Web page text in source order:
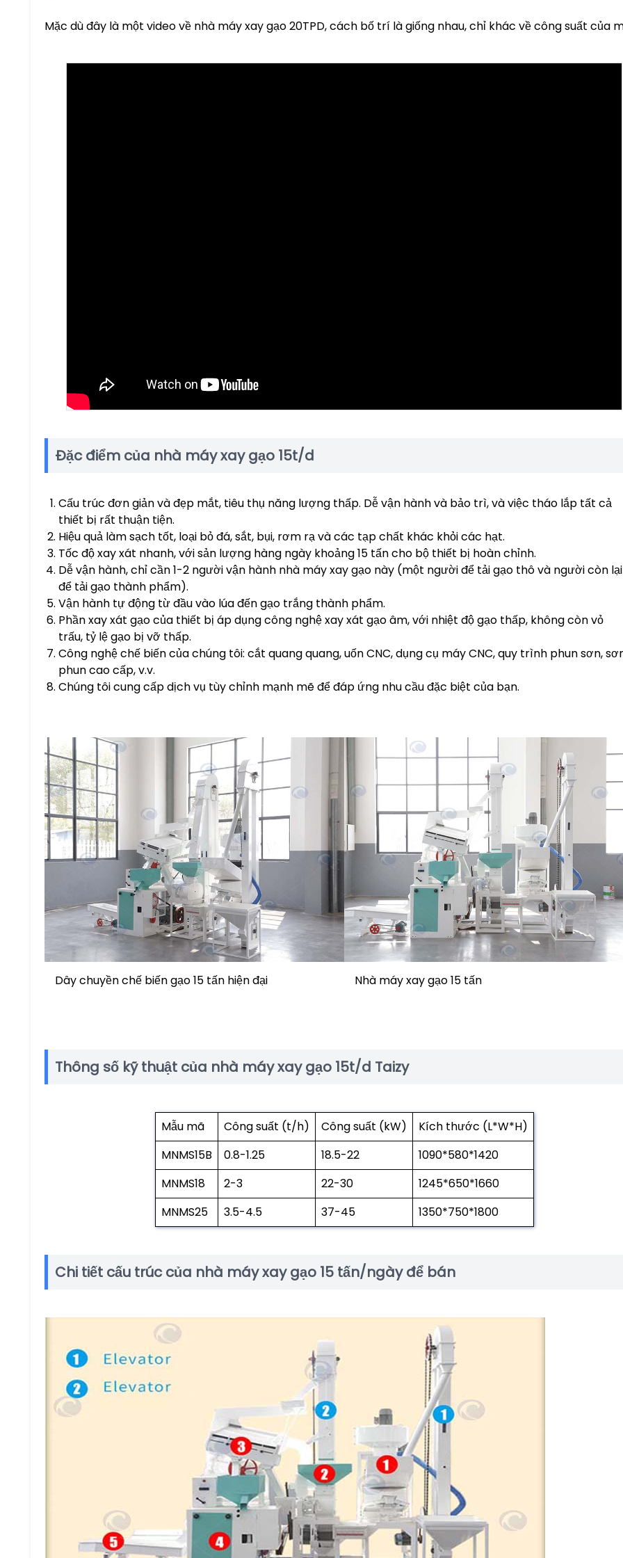
Mặc dù đây là một video về nhà máy xay gạo 20TPD, cách bố trí là giống nhau, chỉ khác về công suất của
Đặc điểm của nhà máy xay gạo 15t/d
Cấu trúc đơn giản và đẹp mắt, tiêu thụ năng lượng thấp. Dễ vận hành và bảo trì, và việc tháo lắp tất cả
thiết bị rất thuận tiện.
Hiệu quả làm sạch tốt, loại bỏ đá, sắt, bụi, rơm rạ và các tạp chất khác khỏi các hạt.
Tốc độ xay xát nhanh, với sản lượng hàng ngày khoảng 15 tấn cho bộ thiết bị hoàn chỉnh.
Dễ vận hành, chỉ cần 1-2 người vận hành nhà máy xay gạo này (một người để tải gạo thô và người còn lại
để tải gạo thành phẩm).
Vận hành tự động từ đầu vào lúa đến gạo trắng thành phẩm.
Phần xay xát gạo của thiết bị áp dụng công nghệ xay xát gạo âm, với nhiệt độ gạo thấp, không còn vỏ
trấu, tỷ lệ gạo bị vỡ thấp.
Công nghệ chế biến của chúng tôi: cắt quang quang, uốn CNC, dụng cụ máy CNC, quy trình phun sơn,
phun cao cấp, v.v.
Chúng tôi cung cấp dịch vụ tùy chỉnh mạnh mẽ để đáp ứng nhu cầu đặc biệt của bạn.
Dây chuyền chế biến gạo 15 tấn hiện đại Nhà máy xay gạo 15 tấn
Thông số kỹ thuật của nhà máy xay gạo 15t/d Taizy
Mẫu mã Công suất (t/h) Công suất (kW)
Kích thước (L*W*H)
MNMS15B
0.8-1.25 18.5-22
1090*580*1420
MNMS18
2-3 22-30
1245*650*1660
MNMS25
3.5-4.5 37-45 1350*750*1800
Chi tiết cấu trúc của nhà máy xay gạo 15 tấn/ngày để bán